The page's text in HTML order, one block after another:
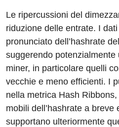
Le ripercussioni del
riduzione delle entrate. I
pronunciato dell’hashrate
suggerendo
miner, in particolare quelli
vecchie e meno efficienti. I
nella metrica Hash
mobili dell’hashrate a breve
supportano ulteriormente